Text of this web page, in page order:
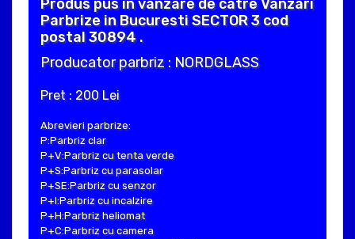
Produs pus in vanzare de catre Vanzari
Parbrize in Bucuresti SECTOR 3 cod
postal 30894 .
Producator parbriz : NORDGLASS
Pret : 200 Lei
Abrevieri parbrize:
P:Parbriz clar
P+V:Parbriz cu tenta verde
P+S:Parbriz cu parasolar
P+SE:Parbriz cu senzor
P+I:Parbriz cu incalzire
P+H:Parbriz heliomat
P+C:Parbriz cu camera